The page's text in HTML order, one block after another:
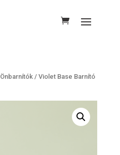
Önbarnítók/ Violet Base Barnító